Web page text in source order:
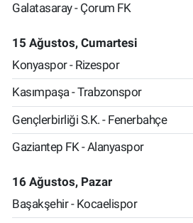
Galatasaray - Çorum FK
15 Ağustos, Cumartesi
Konyaspor - Rizespor
Kasımpaşa - Trabzonspor
Gençlerbirliği S.K. - Fenerbahçe
Gaziantep FK - Alanyaspor
16 Ağustos, Pazar
Başakşehir - Kocaelispor